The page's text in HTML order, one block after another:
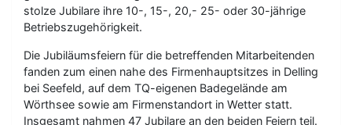
stolze Jubilare ihre 10-, 15-, 20,- 25- oder 30-jährige
Betriebszugehörigkeit.
Die Jubiläumsfeiern für die betreffenden Mitarbeitenden
fanden zum einen nahe des Firmenhauptsitzes in Delling
bei Seefeld, auf dem TQ-eigenen Badegelände am
Wörthsee sowie am Firmenstandort in Wetter statt.
Insgesamt nahmen 47 Jubilare an den beiden Feiern teil.